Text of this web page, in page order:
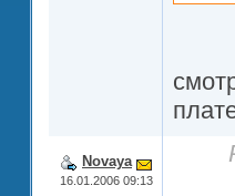
Novaya
16.01.2006 09:13